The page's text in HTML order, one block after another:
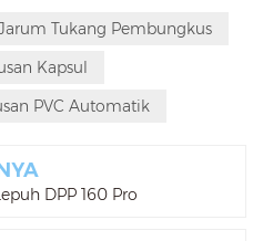
Tukang Pembungkus
Kapsul
PVC Automatik
DPP 160 Pro